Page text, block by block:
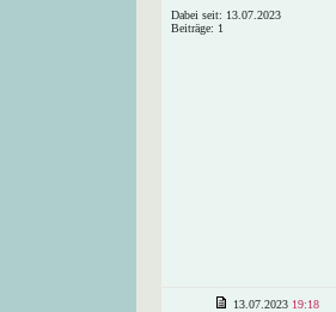
Dabei seit: 13.07.2023
Beiträge: 1
13.07.2023 19:18